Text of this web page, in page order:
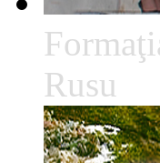
Rusu